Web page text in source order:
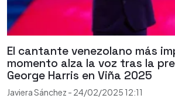
El cantante venezolano más
momento alza la voz tras la
George Harris en Viña 2025
Javiera Sánchez - 24/02/2025 12:11